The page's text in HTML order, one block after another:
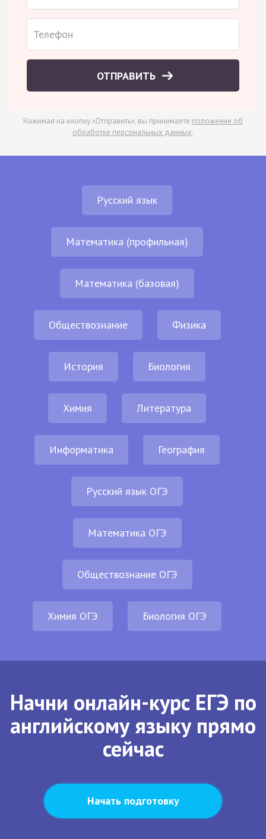
ОТПРАВИТЬ
Нажимая на кнопку «Отправить», вы принимаете положение об
обработке персональных данных.
Русский язык
Математика (профильная)
Математика (базовая)
Обществознание Физика
История Биология
Химия Литература
Информатика География
Русский язык ОГЭ
Математика ОГЭ
Обществознание ОГЭ
Химия ОГЭ Биология ОГЭ
Начни онлайн-курс ЕГЭ по
английскому языку прямо
сейчас
Начать подготовку